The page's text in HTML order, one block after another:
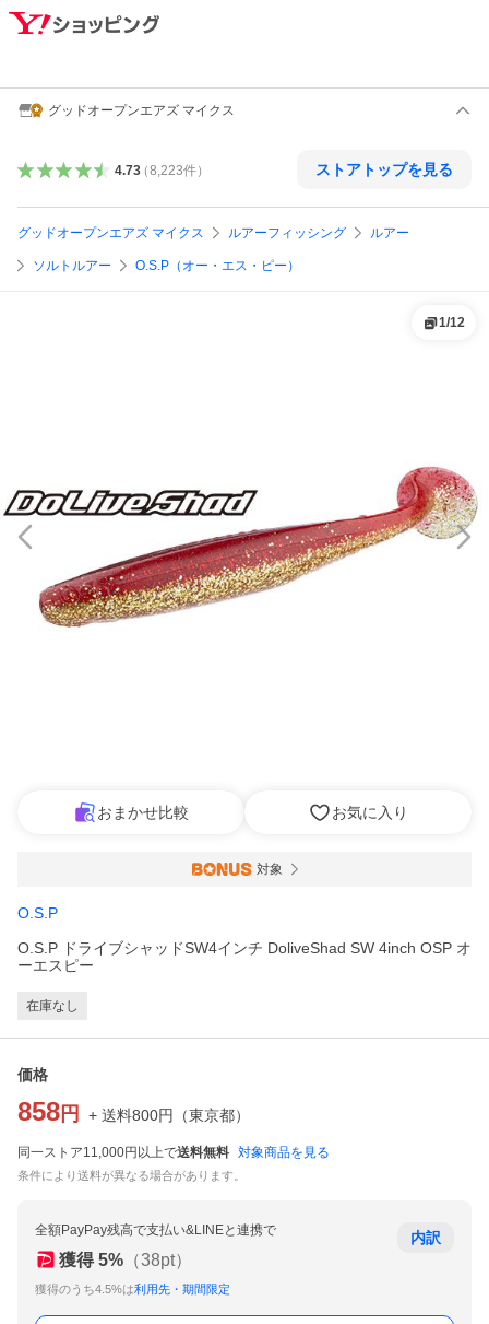
グッドオープンエアズ マイクス
4.73（8,223件） ストアトップを見る
グッドオープンエアズ マイクス ルアーフィッシング ルアー
ソルトルアー O.S.P（オー・エス・ピー）
1/12
おまかせ比較 お気に入り
対象
O.S.P
O.S.P ドライブシャッドSW4インチ DoliveShad SW 4inch OSP オ
ーエスピー
在庫なし
価格
858 円 + 送料800円 （東京都）
同一ストア11,000円以上で送料無料 対象商品を見る
条件により送料が異なる場合があります。
全額PayPay残高で支払い&LINEと連携で
獲得 5% （38pt）
獲得のうち4.5%は利用先・期間限定
内訳